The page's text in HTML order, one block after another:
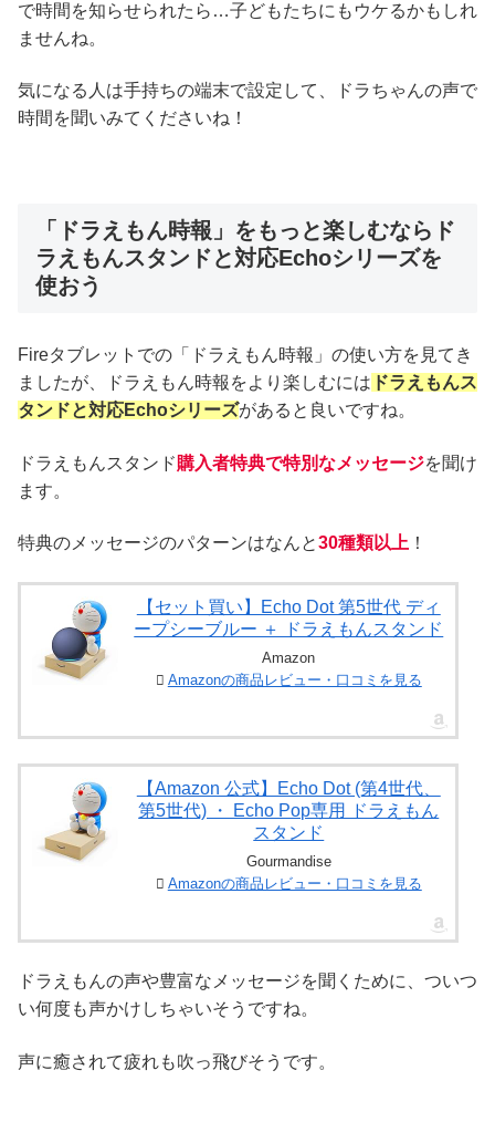
で時間を知らせられたら…子どもたちにもウケるかもしれ
ませんね。
気になる人は手持ちの端末で設定して、ドラちゃんの声で
時間を聞いみてくださいね！
「ドラえもん時報」をもっと楽しむならド
ラえもんスタンドと対応Echoシリーズを
使おう
Fireタブレットでの「ドラえもん時報」の使い方を見てき
ましたが、ドラえもん時報をより楽しむには ドラえもんス
タンドと対応Echoシリーズがあると良いですね。
ドラえもんスタンド購入者特典で特別なメッセージを聞け
ます。
特典のメッセージのパターンはなんと30種類以上 ！
【セット買い】Echo Dot 第5世代 ディ
ープシーブルー ＋ ドラえもんスタンド
Amazon
Amazonの商品レビュー・口コミを見る
【Amazon 公式】Echo Dot (第4世代、
第5世代) ・ Echo Pop専用 ドラえもん
スタンド
Gourmandise
Amazonの商品レビュー・口コミを見る
ドラえもんの声や豊富なメッセージを聞くために、ついつ
い何度も声かけしちゃいそうですね。
声に癒されて疲れも吹っ飛びそうです。